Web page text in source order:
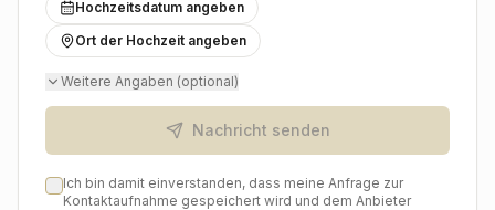
authentische und fabelhafte Hochzeit zu gestalten, die
noch lange in schönster Erinnerung bleibt.
Hochzeitsdatum angeben
Ort der Hochzeit angeben
Weitere Angaben (optional)
Nachricht senden
Ich bin damit einverstanden, dass meine Anfrage zur
Kontaktaufnahme gespeichert wird und dem Anbieter